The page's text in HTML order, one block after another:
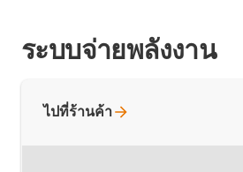
ระบบจ่ายพลังงาน
ไปที่ร้านค้า